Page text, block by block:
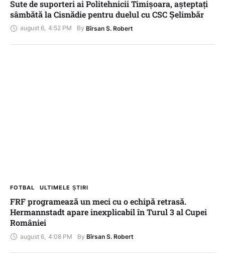
Sute de suporteri ai Politehnicii Timișoara, așteptați
sâmbătă la Cisnădie pentru duelul cu CSC Șelimbăr
august 6, 4:52 PM By Bîrsan S. Robert
FOTBAL ULTIMELE ȘTIRI
FRF programează un meci cu o echipă retrasă.
Hermannstadt apare inexplicabil în Turul 3 al Cupei
României
august 6 4:08 PM By Bîrsan S. Robert